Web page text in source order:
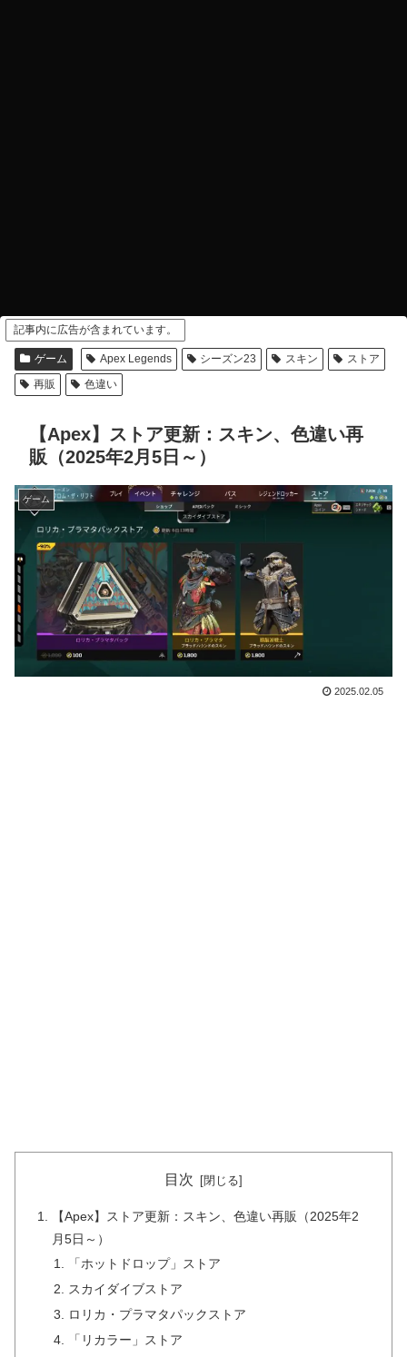
記事内に広告が含まれています。
ゲーム Apex Legends シーズン23 スキン
ストア
再販
色違い
【Apex】ストア更新：スキン、色違い再
販（2025年2月5日～）
ゲーム
2025.02.05
目次
【Apex】ストア更新：スキン、色違い再販（2025年2
月5日～）
「ホットドロップ」ストア
スカイダイブストア
ロリカ・プラマタパックストア
「リカラー」ストア